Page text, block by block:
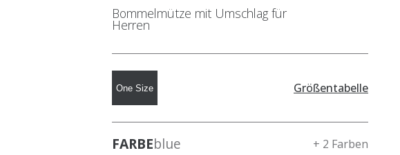
Bommelmütze mit Umschlag für
Herren
One Size Größentabelle
FARBEblue + 2 Farben